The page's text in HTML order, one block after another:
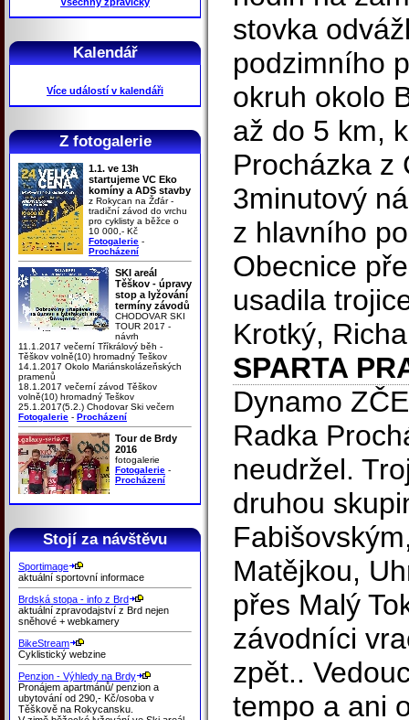
Kalendář
Více událostí v kalendáři
Z fotogalerie
1.1. ve 13h
startujeme VC Eko
komíny a ADS stavby
z Rokycan na Žďár -
tradiční závod do vrchu
pro cyklisty a běžce o
10 000,- Kč
Fotogalerie -
Procházení
SKI areál
Těškov - úpravy
stop a lyžování
termíny závodů
CHODOVAR SKI
TOUR 2017 -
návrh
11.1.2017 večerní Tříkrálový běh -
Těškov volně(10) hromadný Teškov
14.1.2017 Okolo Mariánskolázeňských
pramenů
18.1.2017 večerní závod Těškov
volně(10) hromadný Teškov
25.1.2017(5.2.) Chodovar Ski večern
Fotogalerie - Procházení
Tour de Brdy
2016
fotogalerie
Fotogalerie -
Procházení
Stojí za návštěvu
Sportimage
aktuální sportovní informace
Brdská stopa - info z Brd
aktuální zpravodajství z Brd nejen
sněhové + webkamery
BikeStream
Cyklistický webzine
Penzion - Výhledy na Brdy
Pronájem apartmánů/ penzion a
ubytování od 290,- Kč/osoba v
Těškově na Rokycansku.
stovka
podzimního
okruh okolo
až do 5 km,
Procházka z
3minutový
z hlavního
Obecnice
usadila
Krotký,
SPARTA
Dynamo
Radka
neudržel.
druhou
Matějkou,
přes Malý
závodníci
zpět..
tempo a ani